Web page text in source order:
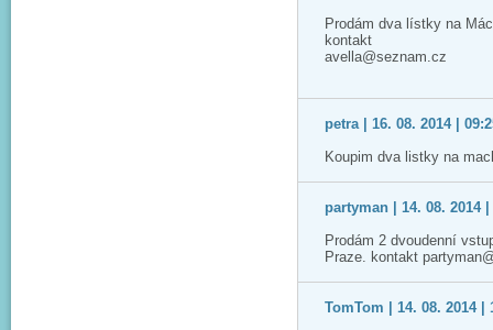
Prodám dva lístky na
kontakt
avella@seznam.cz
petra | 16. 08. 2014 |
Koupim dva listky na
partyman | 14. 08. 2014 |
Prodám 2 dvoudenní
Praze. kontakt
TomTom | 14. 08. 2014 |